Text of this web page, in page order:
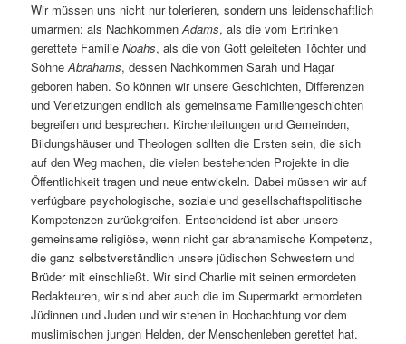
Wir müssen uns nicht nur tolerieren, sondern uns leidenschaftlich
umarmen: als NachkommenAdams, als die vom Ertrinken
gerettete FamilieNoahs, als die von Gott geleiteten Töchter und
SöhneAbrahams, dessen Nachkommen Sarah und Hagar
geboren haben. So können wir unsere Geschichten, Differenzen
und Verletzungen endlich als gemeinsame Familiengeschichten
begreifen und besprechen. Kirchenleitungen und Gemeinden,
Bildungshäuser und Theologen sollten die Ersten sein, die sich
auf den Weg machen, die vielen bestehenden Projekte in die
Öffentlichkeit tragen und neue entwickeln. Dabei müssen wir auf
verfügbare psychologische, soziale und gesellschaftspolitische
Kompetenzen zurückgreifen. Entscheidend ist aber unsere
gemeinsame religiöse, wenn nicht gar abrahamische Kompetenz,
die ganz selbstverständlich unsere jüdischen Schwestern und
Brüder mit einschließt. Wir sind Charlie mit seinen ermordeten
Redakteuren, wir sind aber auch die im Supermarkt ermordeten
Jüdinnen und Juden und wir stehen in Hochachtung vor dem
muslimischen jungen Helden, der Menschenleben gerettet hat.